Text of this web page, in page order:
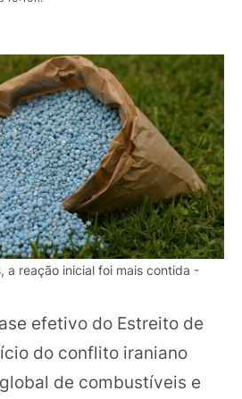
a reação inicial foi mais contida -
efetivo do Estreito de
do conflito iraniano
de combustíveis e